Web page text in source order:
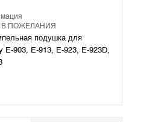
В ПОЖЕЛАНИЯ
подушка для
E-903, E-913, E-923, E-923D,